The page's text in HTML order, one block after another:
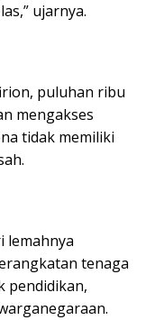
ujarnya.
puluhan ribu
mengakses
tidak memiliki
lemahnya
tenaga
pendidikan,